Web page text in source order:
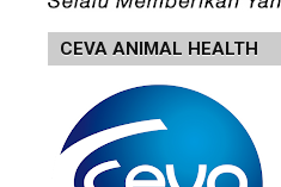
CEVA ANIMAL HEALTH